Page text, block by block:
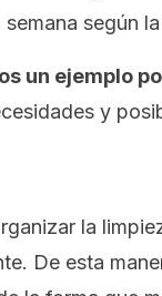
según
un ejemplo
y
la
De esta